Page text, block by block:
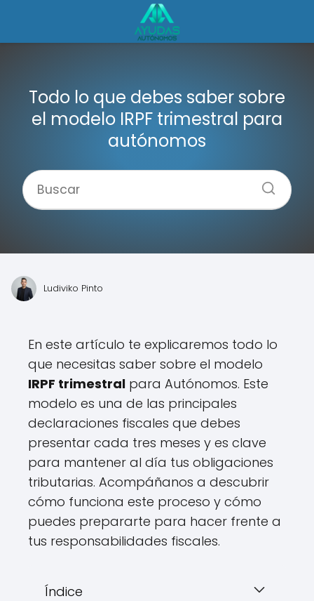
Todo lo que debes saber sobre
el modelo IRPF trimestral para
autónomos
Ludiviko Pinto
En este artículo te explicaremos todo lo
que necesitas saber sobre el modelo
IRPF trimestral para Autónomos. Este
modelo es una de las principales
declaraciones fiscales que debes
presentar cada tres meses y es clave
para mantener al día tus obligaciones
tributarias. Acompáñanos a descubrir
cómo funciona este proceso y cómo
puedes prepararte para hacer frente a
tus responsabilidades fiscales.
Índice